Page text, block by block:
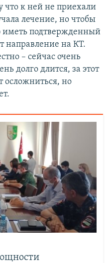
что к ней не приехали
лечение, но чтобы
иметь подтвержденный
направление на КТ.
– сейчас очень
долго длится, за этот
осложниться, но